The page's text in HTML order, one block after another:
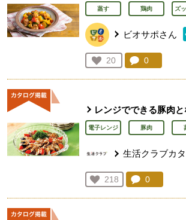
蒸す 鶏肉 ズ
ビオサポさん
お気に入り登録：
20
人が登録
コメント：
0
レンジでできる豚肉
電子レンジ 豚肉
生活クラブカ
お気に入り登録：
218
人が登録
コメント：
0